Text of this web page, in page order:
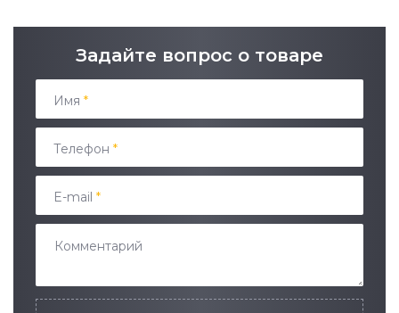
Задайте вопрос о товаре
Имя *
Телефон *
E-mail *